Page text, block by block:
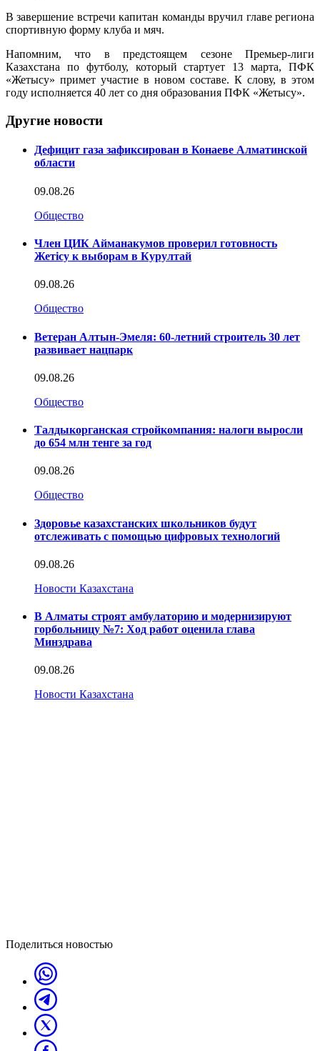
В завершение встречи капитан команды вручил главе региона
спортивную форму клуба и мяч.
Напомним, что в предстоящем сезоне Премьер-лиги
Казахстана по футболу, который стартует 13 марта, ПФК
«Жетысу» примет участие в новом составе. К слову, в этом
году исполняется 40 лет со дня образования ПФК «Жетысу».
Другие новости
Дефицит газа зафиксирован в Конаеве Алматинской
области
09.08.26
Общество
Член ЦИК Айманакумов проверил готовность
Жетісу к выборам в Курултай
09.08.26
Общество
Ветеран Алтын-Эмеля: 60-летний строитель 30 лет
развивает нацпарк
09.08.26
Общество
Талдыкорганская стройкомпания: налоги выросли
до 654 млн тенге за год
09.08.26
Общество
Здоровье казахстанских школьников будут
отслеживать с помощью цифровых технологий
09.08.26
Новости Казахстана
В Алматы строят амбулаторию и модернизируют
горбольницу №7: Ход работ оценила глава
Минздрава
09.08.26
Новости Казахстана
Поделиться новостью